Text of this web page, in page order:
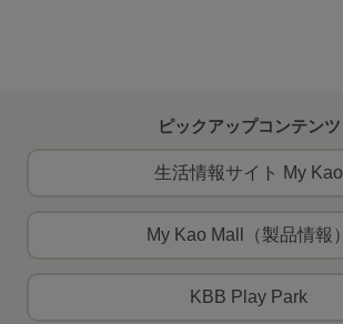
ピックアップコンテンツ
生活情報サイト My Kao
My Kao Mall（製品情報）
KBB Play Park